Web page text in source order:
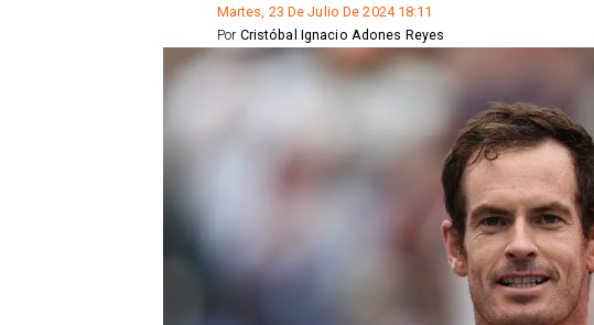
Martes, 23 De Julio De 2024 18:11
Cristóbal Ignacio Adones Reyes
Por